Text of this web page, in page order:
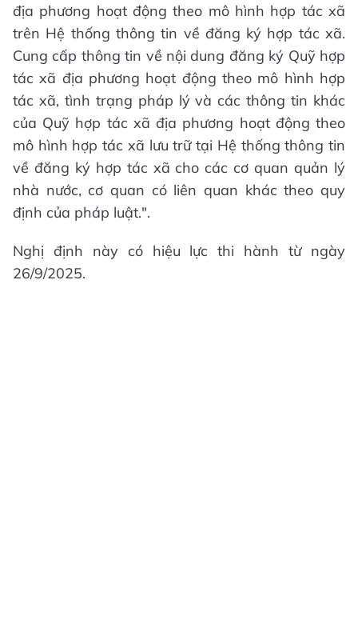
địa phương hoạt động theo mô hình hợp tác xã
trên Hệ thống thông tin về đăng ký hợp tác xã.
Cung cấp thông tin về nội dung đăng ký Quỹ hợp
tác xã địa phương hoạt động theo mô hình hợp
tác xã, tình trạng pháp lý và các thông tin khác
của Quỹ hợp tác xã địa phương hoạt động theo
mô hình hợp tác xã lưu trữ tại Hệ thống thông tin
về đăng ký hợp tác xã cho các cơ quan quản lý
nhà nước, cơ quan có liên quan khác theo quy
định của pháp luật.".
Nghị định này có hiệu lực thi hành từ ngày
26/9/2025.